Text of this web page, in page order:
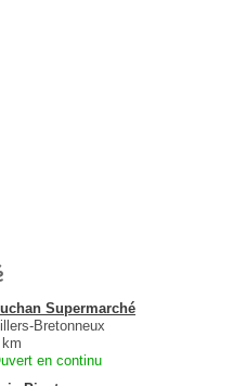
Supermarché
Bretonneux
en continu